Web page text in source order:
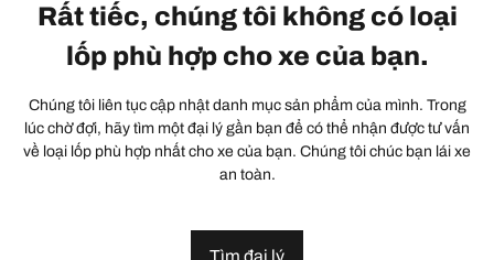
Rất tiếc, chúng tôi không có loại
lốp phù hợp cho xe của bạn.
Chúng tôi liên tục cập nhật danh mục sản phẩm của mình. Trong
lúc chờ đợi, hãy tìm một đại lý gần bạn để có thể nhận được tư vấn
về loại lốp phù hợp nhất cho xe của bạn. Chúng tôi chúc bạn lái xe
an toàn.
Tìm đại lý